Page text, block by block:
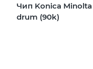
Чип Konica Minolta
drum (90k)